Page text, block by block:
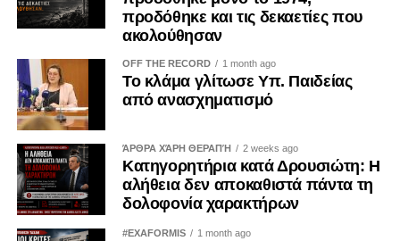
ΠΗΓΗ: MILITAIRE. grπροδόθηκε και τις δεκαετίες που
ακολούθησαν
OFF THE RECORD 1 month ago
Το κλάμα γλίτωσε Υπ. Παιδείας
από ανασχηματισμό
ΆΡΘΡΑ ΧΆΡΗ ΘΕΡΑΠΉ 2 weeks ago
Κατηγορητήρια κατά Δρουσιώτη: Η
αλήθεια δεν αποκαθιστά πάντα τη
δολοφονία χαρακτήρων
#EXAFORMIS 1 month ago